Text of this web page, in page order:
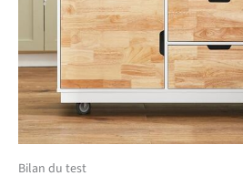
Bilan du test